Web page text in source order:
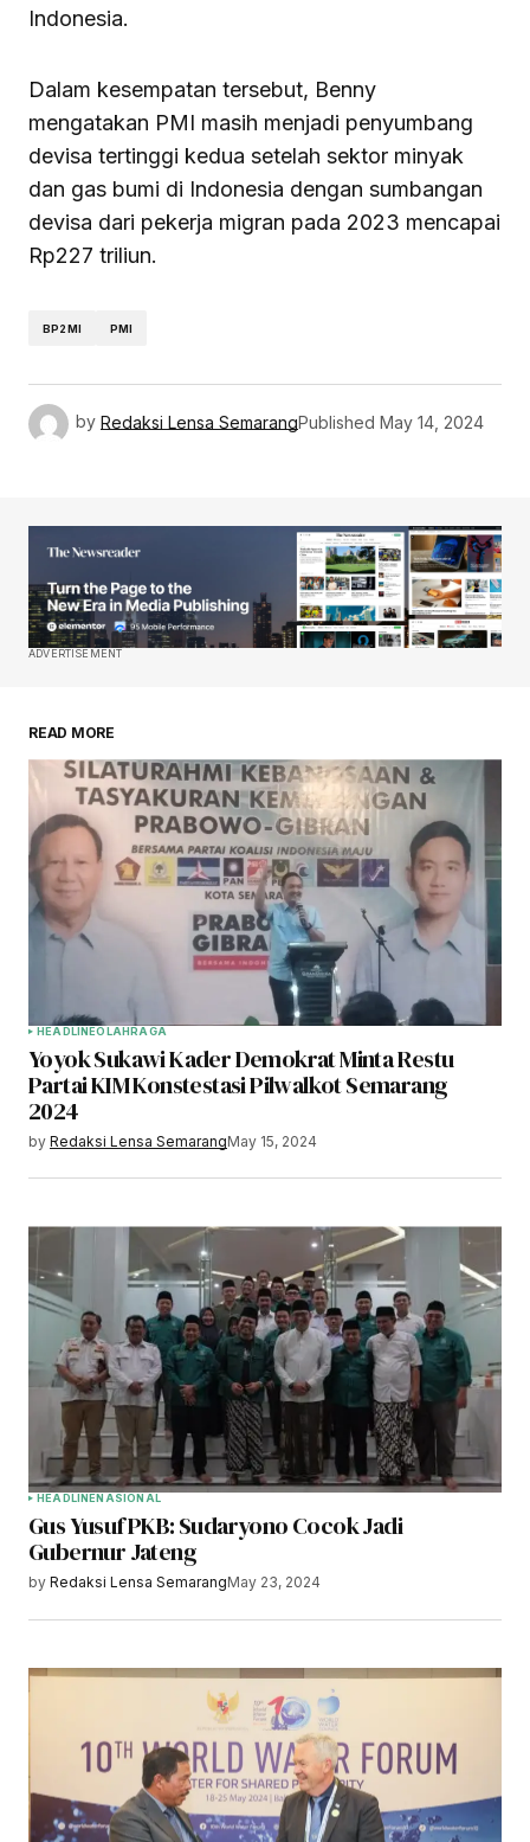
Indonesia.
Dalam kesempatan tersebut, Benny
mengatakan PMI masih menjadi penyumbang
devisa tertinggi kedua setelah sektor minyak
dan gas bumi di Indonesia dengan sumbangan
devisa dari pekerja migran pada 2023 mencapai
Rp227 triliun.
BP2MI PMI
by Redaksi Lensa SemarangPublished May 14, 2024
ADVERTISEMENT
READ MORE
HEADLINEOLAHRAGA
Yoyok Sukawi Kader Demokrat Minta Restu
Partai KIM Konstestasi Pilwalkot Semarang
2024
by Redaksi Lensa SemarangMay 15, 2024
HEADLINE NASIONAL
Gus Yusuf PKB: Sudaryono Cocok Jadi
Gubernur Jateng
by Redaksi Lensa SemarangMay 23, 2024